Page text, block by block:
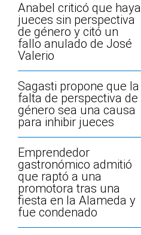
Anabel criticó que haya
jueces sin perspectiva
de género y citó un
fallo anulado de José
Valerio
Sagasti propone que la
falta de perspectiva de
género sea una causa
para inhibir jueces
Emprendedor
gastronómico admitió
que raptó a una
promotora tras una
fiesta en la Alameda y
fue condenado